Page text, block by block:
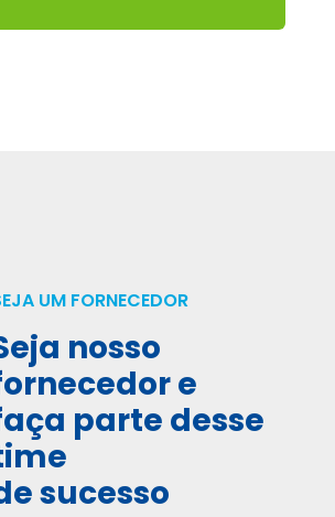
UM FORNECEDOR
nosso
e
parte desse
sucesso